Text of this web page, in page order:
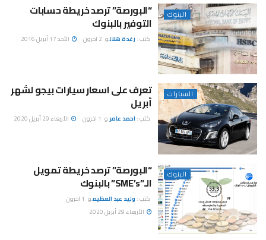
البنوك “البورصة” ترصد خريطة حسابات
التوفير بالبنوك
كتب : رغدة هلالو 2 اخرون الأحد 17 أبريل 2016
السيارات تعرف على اسعار سيارات بيجو لشهر
أبريل
كتب : احمد عامرو 1 اخرون الأربعاء 29 أبريل 2020
البنوك “البورصة” ترصد خريطة تمويل
الـ”SME’s” بالبنوك
كتب : وليد عبد العظيمو 1 اخرون
الأربعاء 29 أبريل 2020